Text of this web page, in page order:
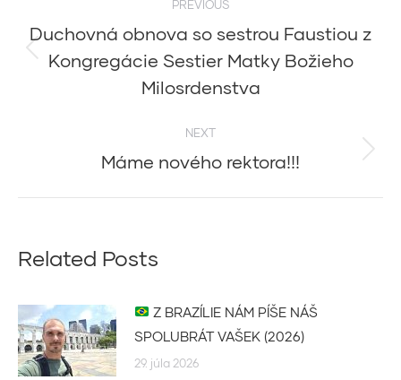
navigation
PREVIOUS
Previous
post:
Duchovná obnova so sestrou Faustiou z
Kongregácie Sestier Matky Božieho
Milosrdenstva
NEXT
Next
Máme nového rektora!!!
Related Posts
Z BRAZÍLIE NÁM PÍŠE NÁŠ
SPOLUBRÁT VAŠEK (2026)
29. júla 2026